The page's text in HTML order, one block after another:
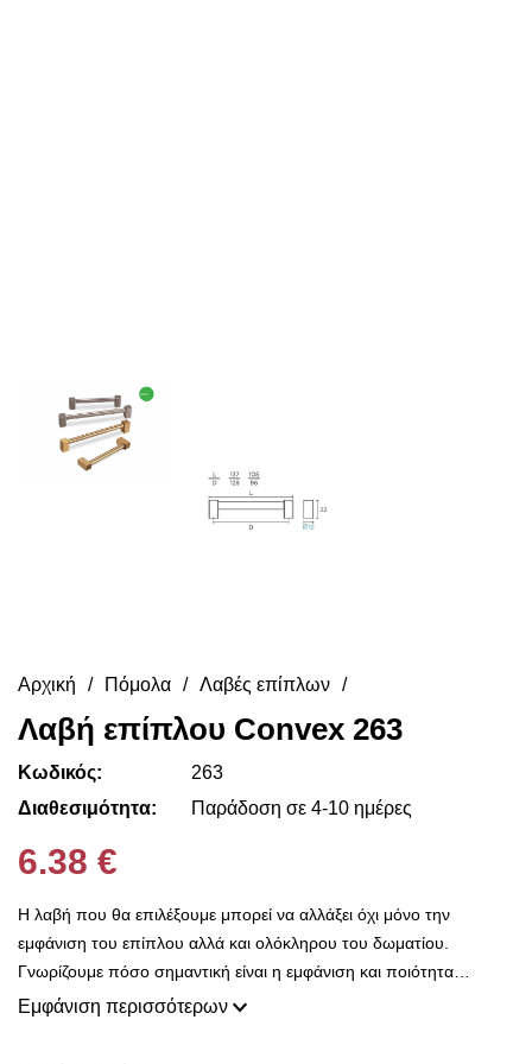
Αρχική Πόμολα Λαβές επίπλων
Λαβή επίπλου Convex 263
Κωδικός:
263
Διαθεσιμότητα:
Παράδοση σε 4-10 ημέρες
6.38 €
Η λαβή που θα επιλέξουμε μπορεί να αλλάξει όχι μόνο την
εμφάνιση του επίπλου αλλά και ολόκληρου του δωματίου.
Γνωρίζουμε πόσο σημαντική είναι η εμφάνιση και ποιότητα
κατασκευής για σας και είναι ο λόγος που εδώ στο Decorama
Εμφάνιση περισσότερων